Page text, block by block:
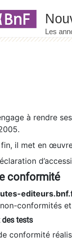
à rendre
il met en
conformité
conformités
des tests
conformité